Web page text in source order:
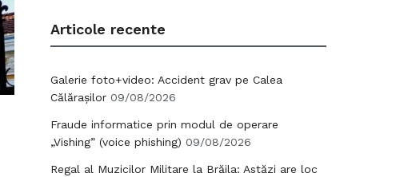
Articole recente
Galerie foto+video: Accident grav pe Calea
Călărașilor 09/08/2026
Fraude informatice prin modul de operare
„Vishing” (voice phishing) 09/08/2026
Regal al Muzicilor Militare la Brăila: Astăzi are loc